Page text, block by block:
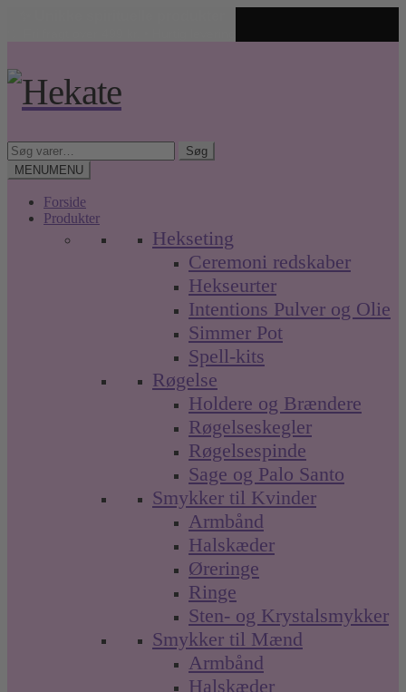
navigation
indhold
Søg
efter:
Søg
MENUMENU
Forside
Produkter
Hekseting
Ceremoni redskaber
Hekseurter
Intentions Pulver og Olie
Simmer Pot
Spell-kits
Røgelse
Holdere og Brændere
Røgelseskegler
Røgelsespinde
Sage og Palo Santo
Smykker til Kvinder
Armbånd
Halskæder
Øreringe
Ringe
Sten- og Krystalsmykker
Smykker til Mænd
Armbånd
Halskæder